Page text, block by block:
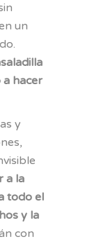
un
a hacer
y
a la
todo el
y la
con